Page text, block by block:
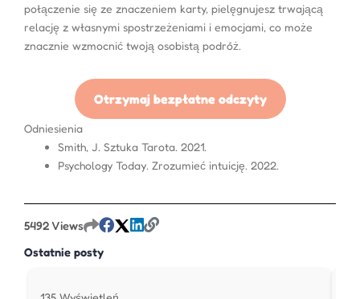
połączenie się ze znaczeniem karty, pielęgnujesz trwającą
relację z własnymi spostrzeżeniami i emocjami, co może
znacznie wzmocnić twoją osobistą podróż.
Otrzymaj bezpłatne odczyty
Odniesienia
Smith, J. Sztuka Tarota. 2021.
Psychology Today. Zrozumieć intuicję. 2022.
5492 Views
Ostatnie posty